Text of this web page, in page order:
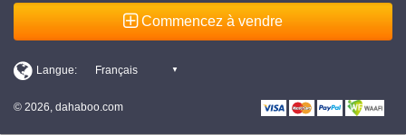
Commencez à vendre
© 2026, dahaboo.com